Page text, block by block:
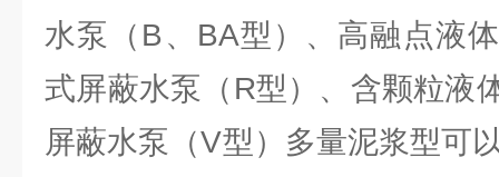
水泵（B、BA型）、高融点液
式屏蔽水泵（R型）、含颗粒液
屏蔽水泵（V型）多量泥浆型可